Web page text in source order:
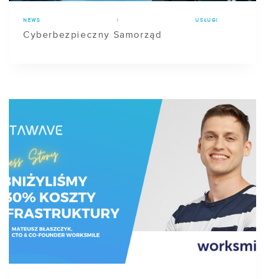
NEWS USŁUGI
Cyberbezpieczny Samorząd